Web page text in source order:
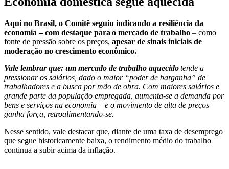
Aqui no Brasil, o Comitê seguiu indicando a resiliência da
economia – com destaque para o mercado de trabalho – como
fonte de pressão sobre os preços, apesar de sinais iniciais de
moderação no crescimento econômico.
Vale lembrar que: um mercado de trabalho aquecidotende a
pressionar os salários, dado o maior “poder de barganha” de
trabalhadores e a busca por mão de obra. Com maiores salários e
grande parte da população empregada, aumenta-se a demanda por
bens e serviços na economia – e o movimento de alta de preços
ganha força, retroalimentando-se.
Nesse sentido, vale destacar que, diante de uma taxa de desemprego
que segue historicamente baixa, o rendimento médio do trabalho
continua a subir acima da inflação.